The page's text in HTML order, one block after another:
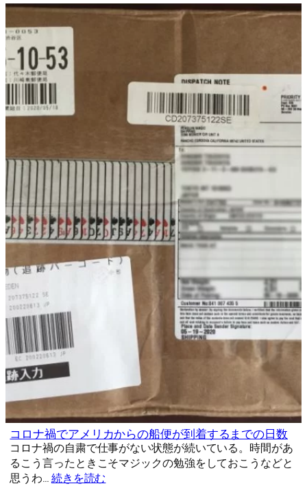
コロナ禍でアメリカからの船便が到着するまでの日数
コロナ禍の自粛で仕事がない状態が続いている。時間があ
るこう言ったときこそマジックの勉強をしておこうなどと
思うわ…続きを読む